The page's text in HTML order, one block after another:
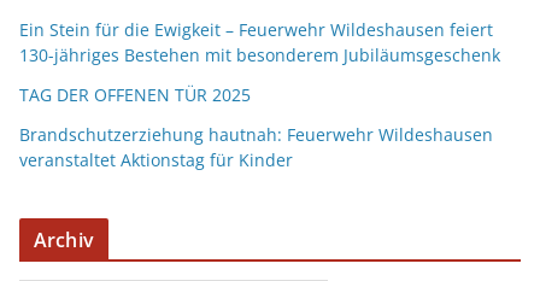
Ein Stein für die Ewigkeit – Feuerwehr Wildeshausen feiert
130-jähriges Bestehen mit besonderem Jubiläumsgeschenk
TAG DER OFFENEN TÜR 2025
Brandschutzerziehung hautnah: Feuerwehr Wildeshausen
veranstaltet Aktionstag für Kinder
Archiv